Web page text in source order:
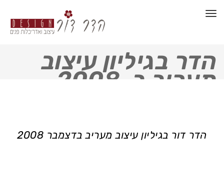
תפריט
הדר בגיליון עיצוב
מעריב ב-2008
הדר דור בגיליון עיצוב מעריב בדצמבר 2008